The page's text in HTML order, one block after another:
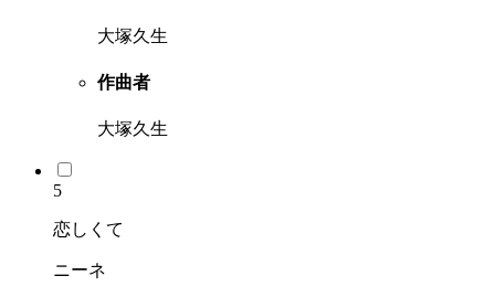
大塚久生
作曲者
大塚久生
5
恋しくて
ニーネ